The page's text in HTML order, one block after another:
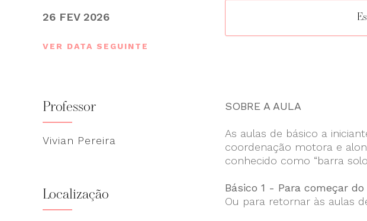
26 FEV 2026
VER DATA SEGUINTE
Professor
Vivian Pereira
Localização
SOBRE A AULA
As aulas de básico a
coordenação motora e
conhecido como “barra
Básico 1 - Para começar do
Ou para retornar às aulas